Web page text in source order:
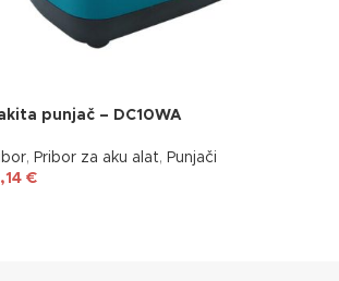
punjač – DC10WA
, Pribor za aku alat, Punjači
€